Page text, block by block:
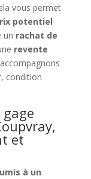
vous permet
potentiel
un rachat de
revente
condition
et
à un